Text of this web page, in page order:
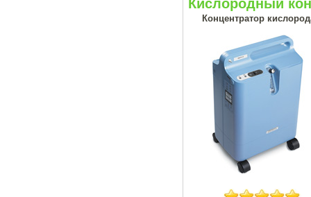
Кислородный
Концентратор